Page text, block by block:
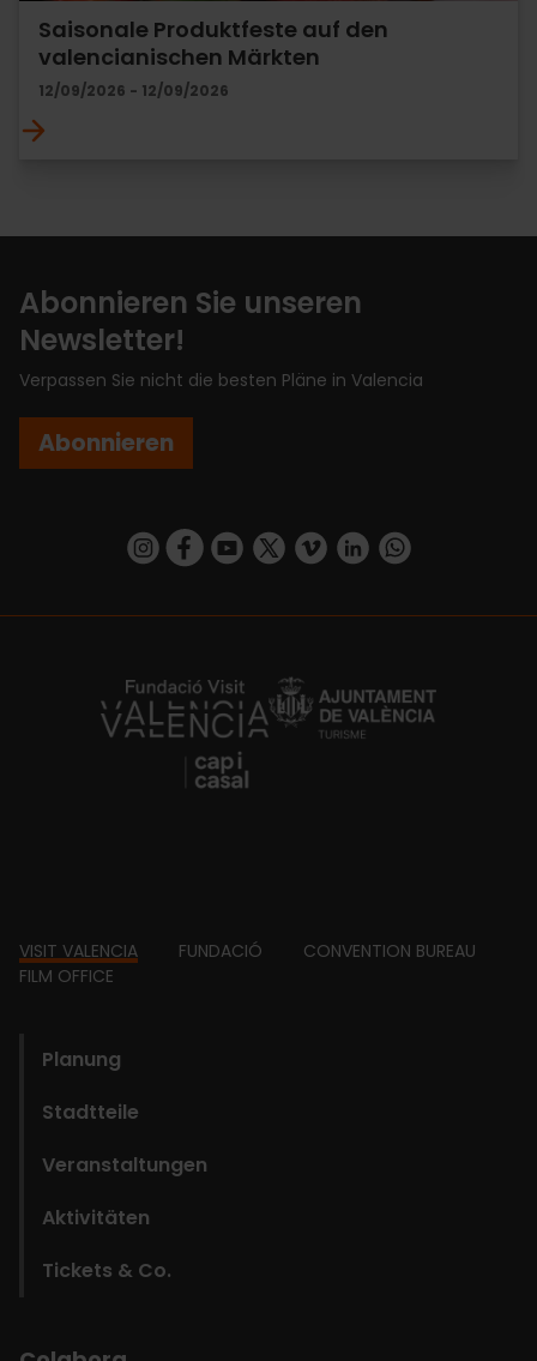
Saisonale Produktfeste auf den
valencianischen Märkten
12/09/2026 - 12/09/2026
Abonnieren Sie unseren
Newsletter!
Verpassen Sie nicht die besten Pläne in Valencia
Abonnieren
https://www.instagram.com/visit_valencia/
https://www.facebook.com/
https://www.youtube.com/user/
https://twitter.com/_VivaValencia
https://vimeo.com/
https://www.linkedin.com/company/turismo-valencia/https://api.whatsapp.com/send/
https://fundacion.visitvalencia.com/
Footer
VISIT VALENCIA FUNDACIÓ
CONVENTION BUREAU
FILM OFFICE
Planung
Stadtteile
Veranstaltungen
Aktivitäten
Tickets & Co.